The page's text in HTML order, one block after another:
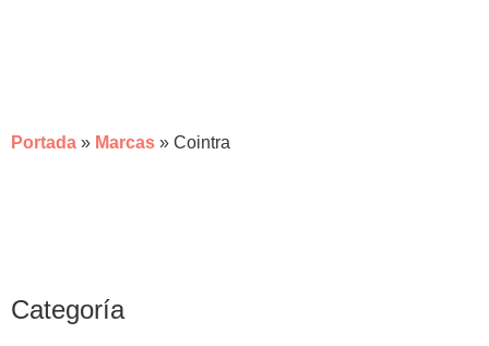
Portada » Marcas » Cointra
Categoría